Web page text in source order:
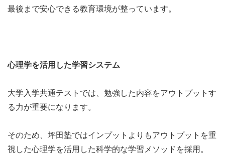
最後まで安心できる教育環境が整っています。
心理学を活用した学習システム
大学入学共通テストでは、勉強した内容をアウトプットす
る力が重要になります。
そのため、坪田塾ではインプットよりもアウトプットを重
視した心理学を活用した科学的な学習メソッドを採用。